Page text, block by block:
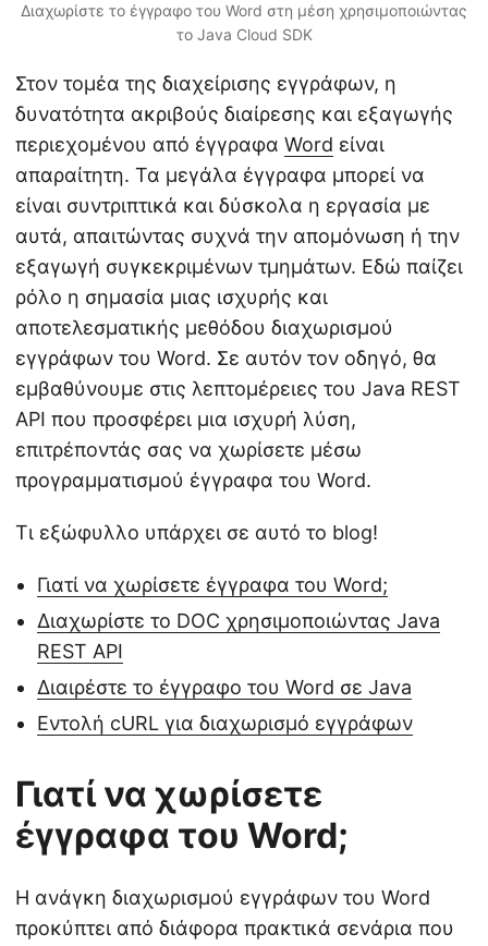
Διαχωρίστε το έγγραφο του Word στη μέση χρησιμοποιώντας
το Java Cloud SDK
Στον τομέα της διαχείρισης εγγράφων, η
δυνατότητα ακριβούς διαίρεσης και εξαγωγής
περιεχομένου από έγγραφα Word είναι
απαραίτητη. Τα μεγάλα έγγραφα μπορεί να
είναι συντριπτικά και δύσκολα η εργασία με
αυτά, απαιτώντας συχνά την απομόνωση ή την
εξαγωγή συγκεκριμένων τμημάτων. Εδώ παίζει
ρόλο η σημασία μιας ισχυρής και
αποτελεσματικής μεθόδου διαχωρισμού
εγγράφων του Word. Σε αυτόν τον οδηγό, θα
εμβαθύνουμε στις λεπτομέρειες του Java REST
API που προσφέρει μια ισχυρή λύση,
επιτρέποντάς σας να χωρίσετε μέσω
προγραμματισμού έγγραφα του Word.
Τι εξώφυλλο υπάρχει σε αυτό το blog!
Γιατί να χωρίσετε έγγραφα του Word;
Διαχωρίστε το DOC χρησιμοποιώντας Java
REST API
Διαιρέστε το έγγραφο του Word σε Java
Εντολή cURL για διαχωρισμό εγγράφων
Γιατί να χωρίσετε
έγγραφα του Word;
Η ανάγκη διαχωρισμού εγγράφων του Word
προκύπτει από διάφορα πρακτικά σενάρια που